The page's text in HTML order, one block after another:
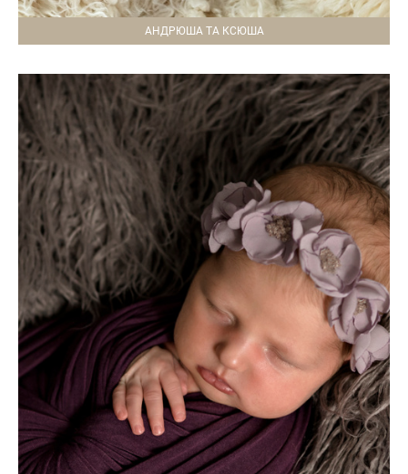
АНДРЮША ТА КСЮША